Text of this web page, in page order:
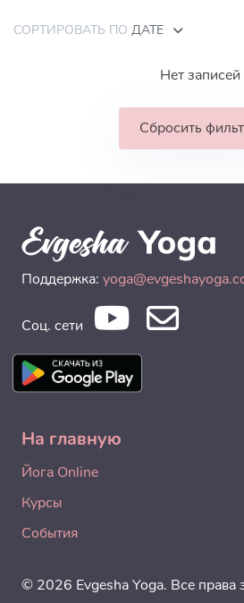
СОРТИРОВАТЬ ПО ДАТЕ
Нет записей
Сбросить
Поддержка:
Соц. сети
На главную
Йога Online
Курсы
События
© 2026 Evgesha Yoga. Все